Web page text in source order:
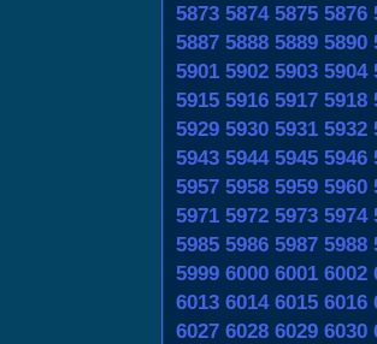
5873 5874 5875 5876
5887 5888 5889 5890
5901 5902 5903 5904
5915 5916 5917 5918
5929 5930 5931 5932
5943 5944 5945 5946
5957 5958 5959 5960
5971 5972 5973 5974
5985 5986 5987 5988
5999 6000 6001 6002
6013 6014 6015 6016
6027 6028 6029 6030